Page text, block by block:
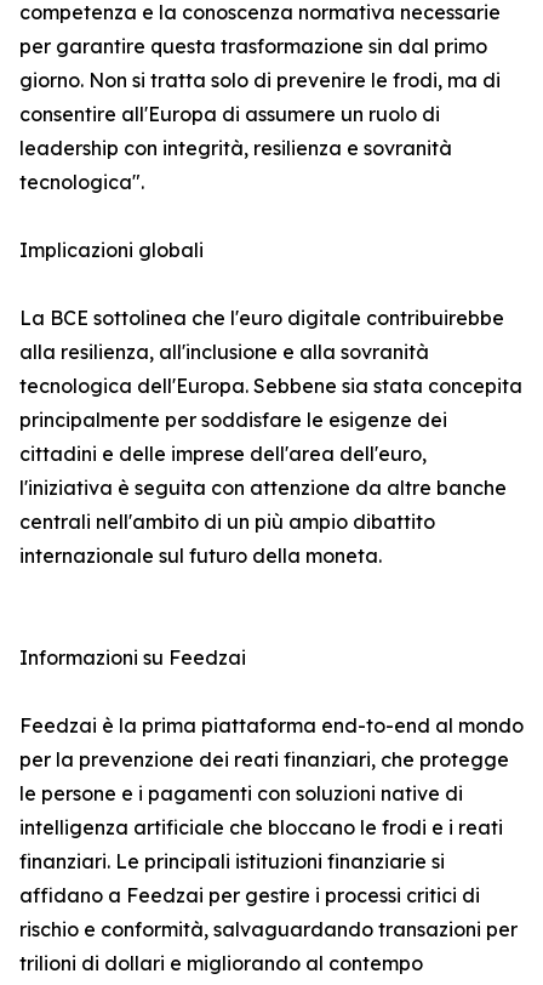
competenza e la conoscenza normativa necessarie
per garantire questa trasformazione sin dal primo
giorno. Non si tratta solo di prevenire le frodi, ma di
consentire all'Europa di assumere un ruolo di
leadership con integrità, resilienza e sovranità
tecnologica".
Implicazioni globali
La BCE sottolinea che l'euro digitale contribuirebbe
alla resilienza, all'inclusione e alla sovranità
tecnologica dell'Europa. Sebbene sia stata concepita
principalmente per soddisfare le esigenze dei
cittadini e delle imprese dell'area dell'euro,
l'iniziativa è seguita con attenzione da altre banche
centrali nell'ambito di un più ampio dibattito
internazionale sul futuro della moneta.
Informazioni su Feedzai
Feedzai è la prima piattaforma end-to-end al mondo
per la prevenzione dei reati finanziari, che protegge
le persone e i pagamenti con soluzioni native di
intelligenza artificiale che bloccano le frodi e i reati
finanziari. Le principali istituzioni finanziarie si
affidano a Feedzai per gestire i processi critici di
rischio e conformità, salvaguardando transazioni per
trilioni di dollari e migliorando al contempo